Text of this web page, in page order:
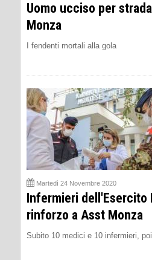
Uomo ucciso per
Monza
I fendenti mortali alla gola
Martedì 24 Novembre 2020
Infermieri dell'Esercito
rinforzo a Asst Monza
Subito 10 medici e 10 infermieri,